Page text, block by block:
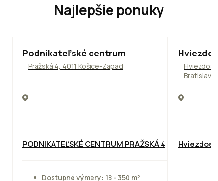
Najlepšie ponuky
ODPORÚČAME
Podnikateľské centrum
Pražská 4, 4011 Košice-Západ
PODNIKATEĽSKÉ CENTRUM PRAŽSKÁ 4
Dostupné výmery: 18 - 350 m²